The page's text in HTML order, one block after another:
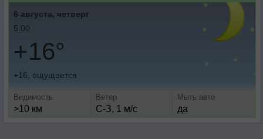
6 августа, четверг
5:00
+16°
+16, ощущается
Видимость
>10 км
Ветер
С-З, 1 м/с
Мыть авто
да